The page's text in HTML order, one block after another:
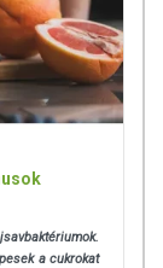
a cukrokat